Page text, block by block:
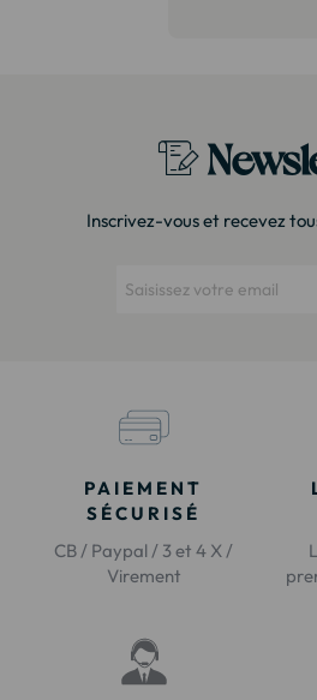
Inscrivez-vous et recevez
PAIEMENT
SÉCURISÉ
CB / Paypal / 3 et 4 X /
Virement